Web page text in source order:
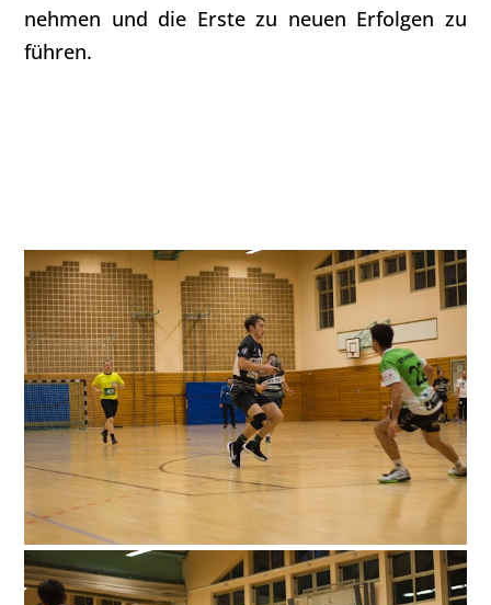
nehmen und die Erste zu neuen Erfolgen zu
führen.